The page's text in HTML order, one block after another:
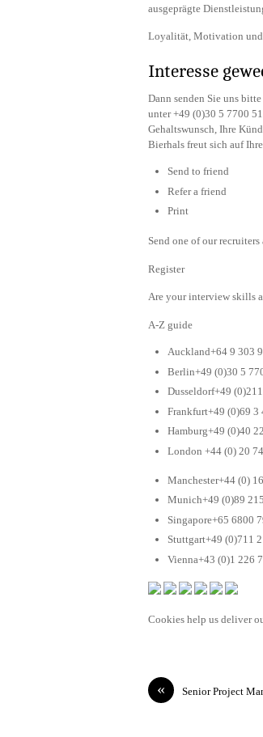
ausgeprägte
Loyalität, Motivation und
Interesse
Dann senden Sie uns
unter +49 (0)30 5 7700
Gehaltswunsch, Ihre
Bierhals freut sich auf
Send to friend
Refer a friend
Print
Send one of our
Register
Are your interview skills
A-Z guide
Auckland+64 9 303
Berlin+49 (0)30 5
Dusseldorf+49
Frankfurt+49 (0)69 3
Hamburg+49 (0)40
London +44 (0) 20
Manchester+44 (0)
Munich+49 (0)89
Singapore+65 6800
Stuttgart+49 (0)711
Vienna+43 (0)1 226
Cookies help us deliver
« Senior Project